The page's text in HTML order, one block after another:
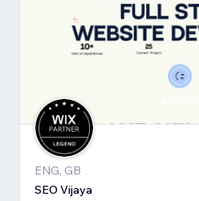
ENG, GB
SEO Vijaya